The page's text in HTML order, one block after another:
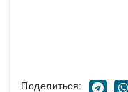
Поделиться: